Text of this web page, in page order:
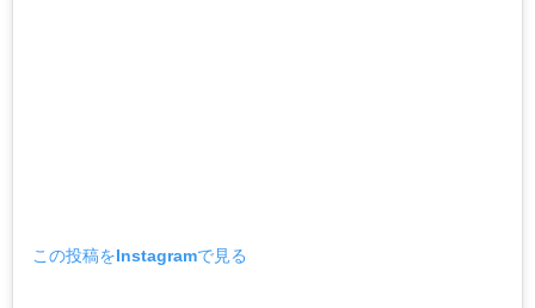
この投稿をInstagramで見る